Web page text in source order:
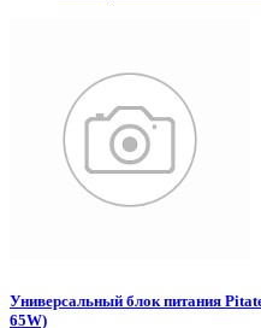
Универсальный блок питания
65W)